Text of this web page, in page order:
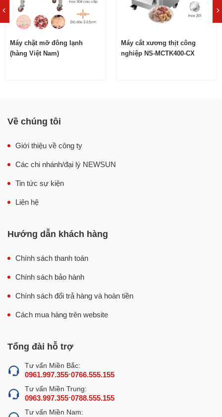
Với các cơ sở thường xuyên xử lý thịt đông lạnh số
lượng lớn, việc cắt thái thủ công không chỉ mất nhiều thời
Thành phẩm dễ bị lệch độ dày, không đều lát và khó đảm
bảo năng suất khi đơn hàng tăng cao.
cao cấp CNC-6DT/ROLLS giúp tự
chế. Đây là giải pháp phù hợp cho xưởng chế biến thực
phẩm, bếp công nghiệp, nhà hàng, siêu thị và các đơn vị
kinh doanh thịt đông lạnh quy mô lớn. Những lợi ích nổi
bật của máy gồm:
xử lý thịt nhanh hơn so với phương pháp thủ công.
Giảm nhân công vận hành: Chỉ cần người đứng máy,
nhu cầu, giúp thành phẩm đồng đều và chuyên nghiệp
thịt ít bị vụn nát, giữ form tốt sau khi thái.
Đảm bảo vệ sinh thực phẩm: Các bộ phận tiếp xúc với
Ứng dụng linh hoạt: Có thể dùng để cắt thái thịt đông
lạnh, thịt chín đông lạnh, giò chả, giăm bông, sụn
mềm,…
Máy chặt mỡ đông lạnh
(hàng Việt Nam)
Máy cắt xương thịt công
nghiệp NS-MCTK400-CX
Về chúng tôi
Giới thiệu về công ty
Các chi nhánh/đại lý NEWSUN
Tin tức sự kiện
Liên hệ
Hướng dẫn khách hàng
Chính sách thanh toán
Chính sách bảo hành
Chính sách đổi trả hàng và hoàn tiền
Cách mua hàng trên website
Tổng đài hỗ trợ
Tư vấn Miền Bắc:
0961.997.355-0766.555.155
Tư vấn Miền Trung:
0963.997.355-0788.555.155
Tư vấn Miền Nam: